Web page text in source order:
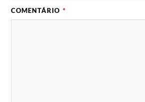
COMENTÁRIO *